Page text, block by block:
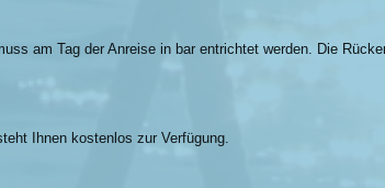
am Tag der Anreise in bar entrichtet werden. Die
Ihnen kostenlos zur Verfügung.